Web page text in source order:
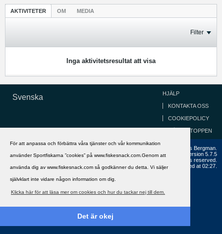
För att anpassa och förbättra våra tjänster och vår kommunikation
använder Sportfiskarna ”cookies” på www.fiskesnack.com.Genom att
använda dig av www.fiskesnack.com så godkänner du detta. Vi säljer
självklart inte vidare någon information om dig.
Klicka här för att läsa mer om cookies och hur du tackar nej till dem.
Det är okej
AKTIVITETER OM MEDIA
Filter
Inga aktivitetsresultat att visa
Svenska HJÄLP
KONTAKTA OSS
COOKIEPOLICY
GÅ TILL TOPPEN
Copyright ©2002 - 2021, FiskeSnack.com. Grundad 2002 av Anders Bergman.
Powered byvBulletin®
Version 5.7.5
Copyright © 2026 MH Sub I, LLC dba vBulletin. All rights reserved.
All times are GMT+1. This page was generated at 02:27.